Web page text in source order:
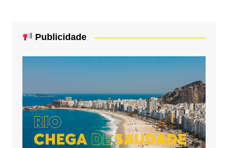
Publicidade